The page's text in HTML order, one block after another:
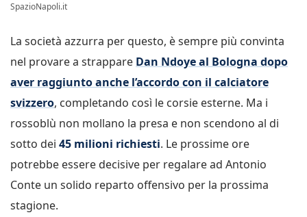
SpazioNapoli.it
La società azzurra per questo, è sempre più convinta
nel provare a strappare Dan Ndoye al Bologna dopo
aver raggiunto anche l’accordo con il calciatore
svizzero, completando così le corsie esterne. Ma i
rossoblù non mollano la presa e non scendono al di
sotto dei 45 milioni richiesti. Le prossime ore
potrebbe essere decisive per regalare ad Antonio
Conte un solido reparto offensivo per la prossima
stagione.